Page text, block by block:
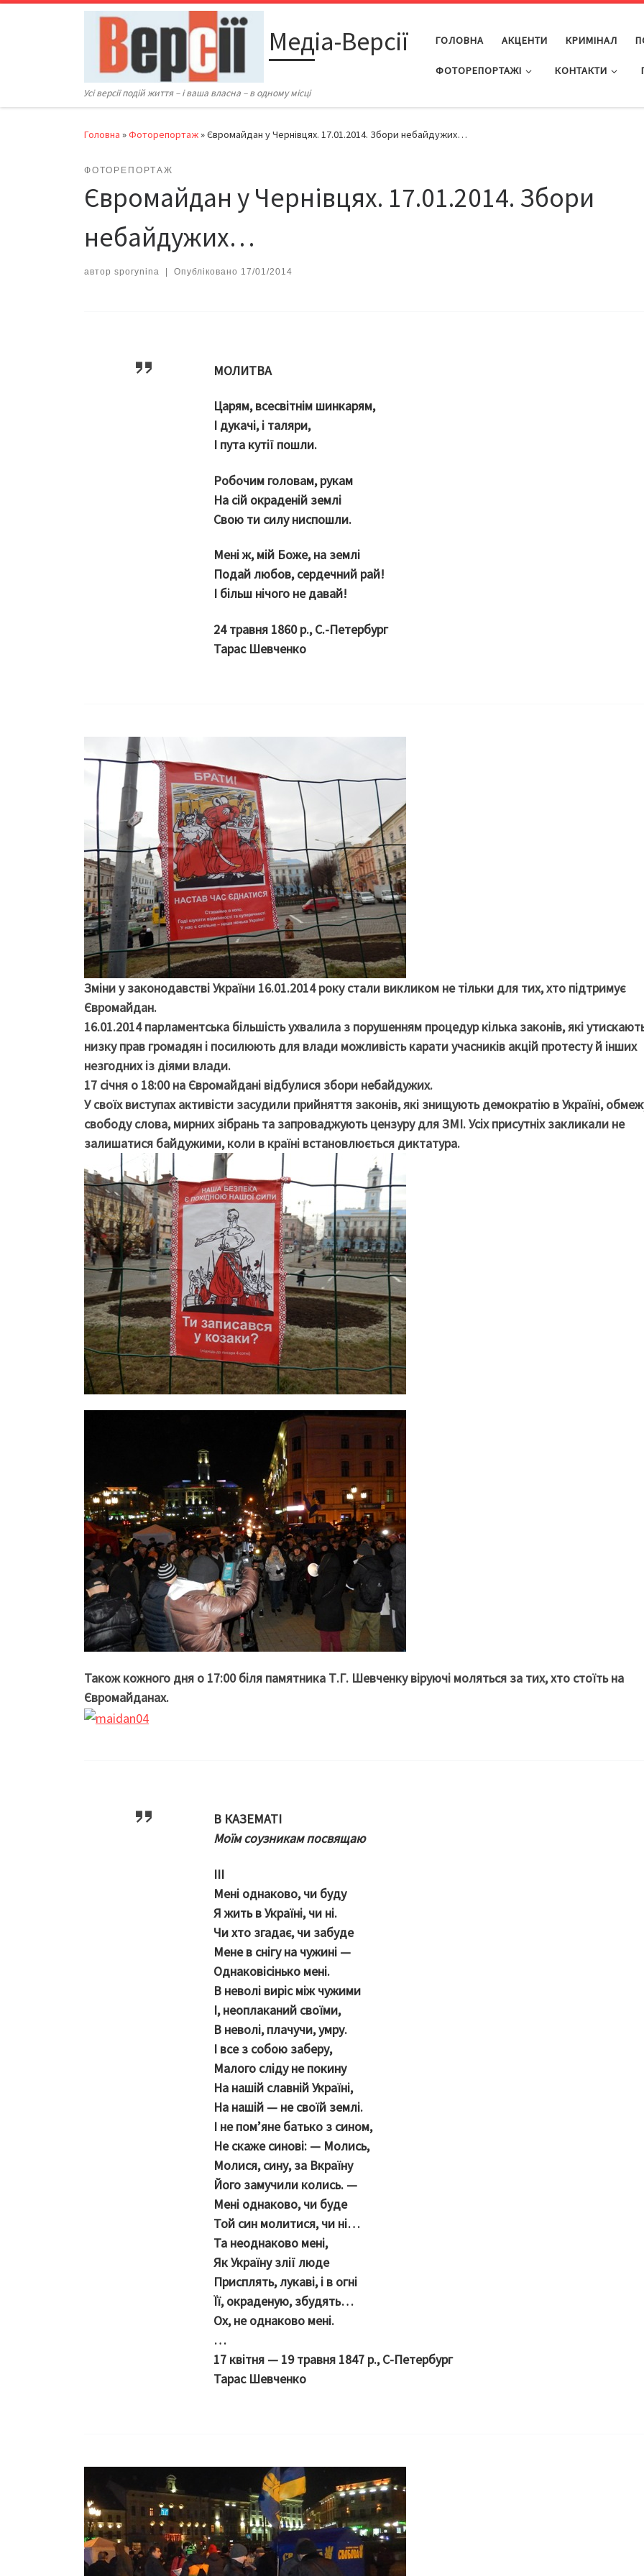
Перейти до вмісту
Медіа-Версії
Усі версії подій життя – і ваша власна – в одному місці
ГОЛОВНА АКЦЕНТИ КРИМІНАЛ
ФОТОРЕПОРТАЖІ КОНТАКТИ
Головна »Фоторепортаж»Євромайдан у Чернівцях. 17.01.2014. Збори небайдужих…
ФОТОРЕПОРТАЖ
Євромайдан у Чернівцях. 17.01.2014. Збори
небайдужих…
автор sporynina Опубліковано 17/01/2014
МОЛИТВА
Царям, всесвітнім шинкарям,
І дукачі, і таляри,
І пута кутії пошли.
Робочим головам, рукам
На сій окраденій землі
Свою ти силу ниспошли.
Мені ж, мій Боже, на землі
Подай любов, сердечний рай!
І більш нічого не давай!
24 травня 1860 р., С.-Петербург
Тарас Шевченко
Зміни у законодавстві України 16.01.2014 року стали викликом не тільки для тих, хто підтримує
Євромайдан.
16.01.2014 парламентська більшість ухвалила з порушенням процедур кілька законів, які
низку прав громадян і посилюють для влади можливість карати учасників акцій протесту й інших
незгодних із діями влади.
17 січня о 18:00 на Євромайдані відбулися збори небайдужих.
У своїх виступах активісти засудили прийняття законів, які знищують демократію в Україні,
свободу слова, мирних зібрань та запроваджують цензуру для ЗМІ. Усіх присутніх закликали не
залишатися байдужими, коли в країні встановлюється диктатура.
Також кожного дня о 17:00 біля памятника Т.Г. Шевченку віруючі моляться за тих, хто стоїть на
Євромайданах.
В КАЗЕМАТІ
Моїм соузникам посвящаю
III
Мені однаково, чи буду
Я жить в Україні, чи ні.
Чи хто згадає, чи забуде
Мене в снігу на чужині —
Однаковісінько мені.
В неволі виріс між чужими
І, неоплаканий своїми,
В неволі, плачучи, умру.
І все з собою заберу,
Малого сліду не покину
На нашій славній Україні,
На нашій — не своїй землі.
І не пом’яне батько з сином,
Не скаже синові: — Молись,
Молися, сину, за Вкраїну
Його замучили колись. —
Мені однаково, чи буде
Той син молитися, чи ні…
Та неоднаково мені,
Як Україну злії люде
Присплять, лукаві, і в огні
Її, окраденую, збудять…
Ох, не однаково мені.
…
17 квітня — 19 травня 1847 р., С-Петербург
Тарас Шевченко